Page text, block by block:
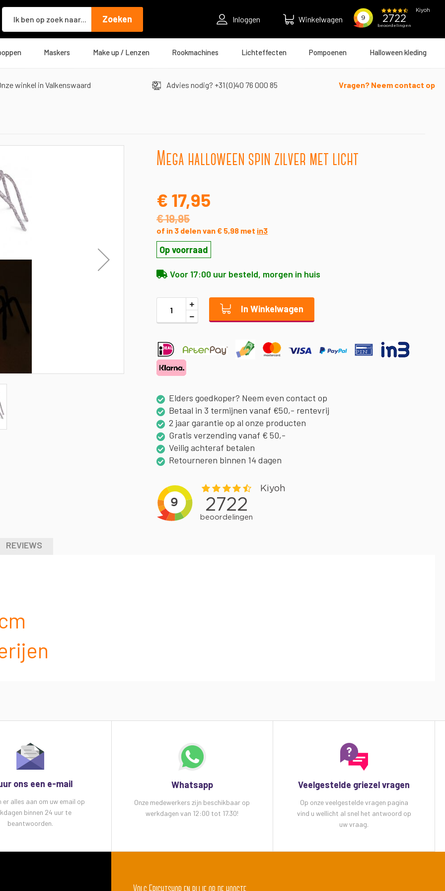
Zoeken Inloggen Winkelwagen
Maskers Make up / Lenzen Rookmachines Lichteffecten Pompoenen Halloween kleding
winkel in Valkenswaard Advies nodig? +31 (0)40 76 000 85 Vragen? Neem contact op
Mega halloween spin zilver met licht
€ 17,95
€ 19,95
of in 3 delen van € 5,98 met in3
Op voorraad
Voor 17:00 uur besteld, morgen in huis
In Winkelwagen
Elders goedkoper? Neem even contact op
Betaal in 3 termijnen vanaf €50,- rentevrij
2 jaar garantie op al onze producten
Gratis verzending vanaf € 50,-
Veilig achteraf betalen
Retourneren binnen 14 dagen
REVIEWS
ons een e-mail
er alles aan om uw email op
binnen 24 uur te
beantwoorden.
Whatsapp
Onze medewerkers zijn beschikbaar op
werkdagen van 12:00 tot 17.30!
Veelgestelde griezel vragen
Op onze veelgestelde vragen pagina
vind u wellicht al snel het antwoord op
uw vraag.